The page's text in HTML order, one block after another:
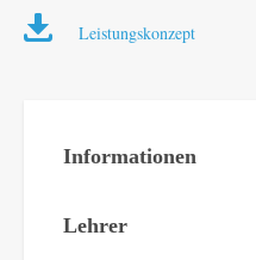
Leistungskonzept
Informationen
Lehrer